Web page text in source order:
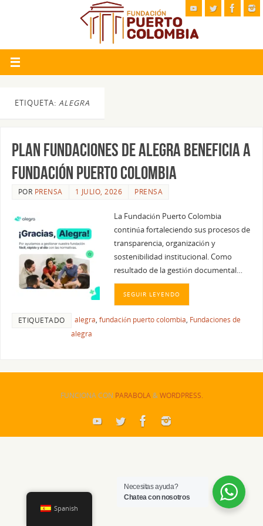
ETIQUETA: ALEGRA
Plan Fundaciones de Alegra beneficia a
Fundación Puerto Colombia
POR PRENSA 1 JULIO, 2026 PRENSA
La Fundación Puerto Colombia
continúa fortaleciendo sus procesos de
transparencia, organización y
sostenibilidad institucional. Como
resultado de la gestión documental…
SEGUIR LEYENDO
ETIQUETADO alegra, fundación puerto colombia, Fundaciones de
alegra
FUNCIONA CON PARABOLA&WORDPRESS.
Spanish
Necesitas ayuda?
Chatea con nosotros